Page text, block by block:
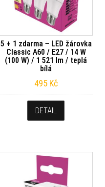
5 + 1 zdarma – LED žárovka
Classic A60 / E27 / 14 W
(100 W) / 1 521 lm / teplá
bílá
495 Kč
DETAIL